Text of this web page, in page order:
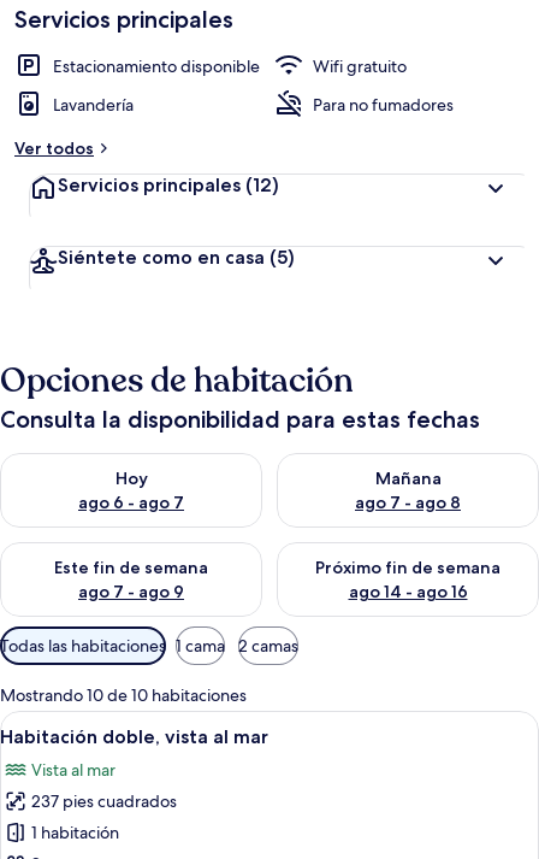
Servicios principales
Estacionamiento disponible
Wifi gratuito
Lavandería
Para no fumadores
Ver todos
Servicios principales (12)
Siéntete como en casa (5)
Opciones de habitación
Consulta la disponibilidad para estas fechas
Hoy
ago 6 - ago 7
Consulta la disponibilidad para hoy ago 6 - ago 7
Mañana
ago 7 - ago 8
Consulta la disponibilidad
Este fin de semana
ago 7 - ago 9
Consulta la disponibilidad para este fin de semana ago 7 -
Próximo fin de semana
ago 14 - ago 16
Consulta la disponibilidad
Filtros
disponibles
para
las
habitaciones
Todas las habitaciones 1 cama 2 camas
Mostrando 10 de 10 habitaciones
Abrir
todas
las
fotos
de
Habitación de hotel con cama,
4
Habitación doble, vista al mar
Vista al mar
237 pies cuadrados
1 habitación